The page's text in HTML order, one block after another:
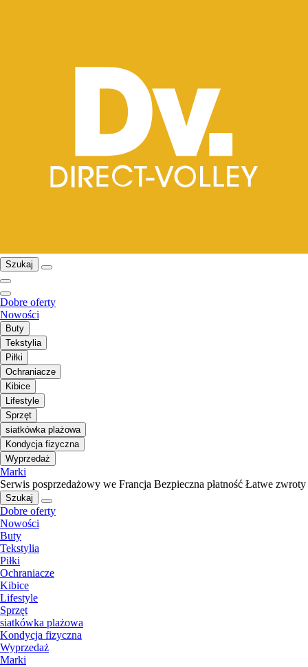
Szukaj
Dobre oferty
Nowości
Buty
Tekstylia
Piłki
Ochraniacze
Kibice
Lifestyle
Sprzęt
siatkówka plażowa
Kondycja fizyczna
Wyprzedaż
Marki
Serwis posprzedażowy we Francja Bezpieczna płatność Łatwe zwroty
Szukaj
Dobre oferty
Nowości
Buty
Tekstylia
Piłki
Ochraniacze
Kibice
Lifestyle
Sprzęt
siatkówka plażowa
Kondycja fizyczna
Wyprzedaż
Marki